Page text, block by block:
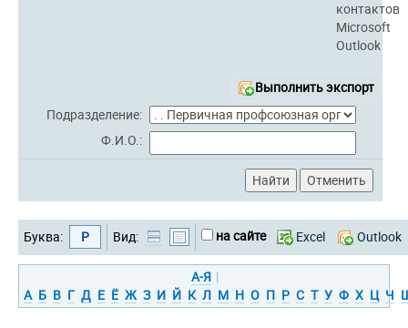
контактов
Microsoft
Outlook
Выполнить экспорт
Подразделение:
Ф.И.О.:
Буква: Р Вид: на сайте Excel Outlook
А-Я |
А Б В Г Д Е Ё Ж З И Й К Л М Н О П Р С Т У Ф Х Ц Ч